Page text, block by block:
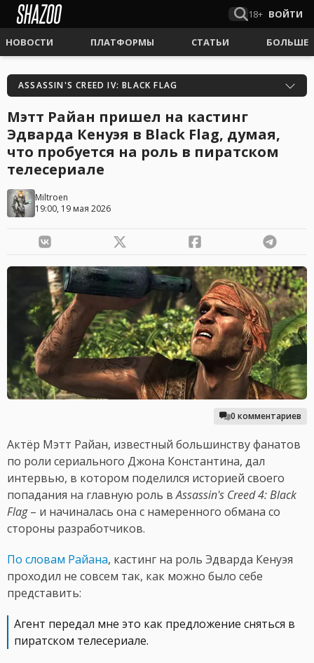
18+ ВОЙТИ
НОВОСТИ ПЛАТФОРМЫ СТАТЬИ БОЛЬШЕ
ASSASSIN'S CREED IV: BLACK FLAG
Мэтт Райан пришел на кастинг
Эдварда Кенуэя в Black Flag, думая,
что пробуется на роль в пиратском
телесериале
Miltroen
19:00, 19 мая 2026
0 комментариев
Актёр Мэтт Райан, известный большинству фанатов
по роли сериального Джона Константина, дал
интервью, в котором поделился историей своего
попадания на главную роль вAssassin's Creed 4: Black
Flag– и начиналась она с намеренного обмана со
стороны разработчиков.
По словам Райана, кастинг на роль Эдварда Кенуэя
проходил не совсем так, как можно было себе
представить:
Агент передал мне это как предложение сняться в
пиратском телесериале.